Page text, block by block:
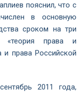
пояснил, что с
в основную
сроком на три
«теория права и
и права Российской
2011 года,